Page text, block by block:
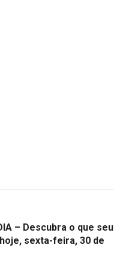
– Descubra o que seu
sexta-feira, 30 de